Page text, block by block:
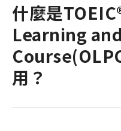
什麼是
Learning
用？